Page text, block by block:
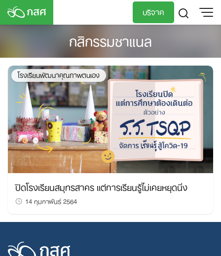
Skip
บริจาค
กสิกรรมชาแนล
โรงเรียนพัฒนาคุณภาพตนเอง
ปิดโรงเรียนสมุทรสาคร แต่การเรียนรู้ไม่เคยหยุดนิ่ง
14 กุมภาพันธ์ 2564